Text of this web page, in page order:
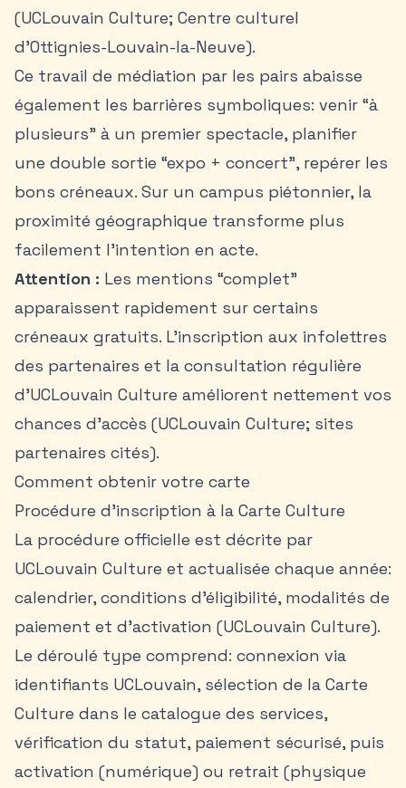
(UCLouvain Culture; Centre culturel
d’Ottignies-Louvain-la-Neuve).
Ce travail de médiation par les pairs abaisse
également les barrières symboliques: venir “à
plusieurs” à un premier spectacle, planifier
une double sortie “expo + concert”, repérer les
bons créneaux. Sur un campus piétonnier, la
proximité géographique transforme plus
facilement l’intention en acte.
Attention : Les mentions “complet”
apparaissent rapidement sur certains
créneaux gratuits. L’inscription aux infolettres
des partenaires et la consultation régulière
d’UCLouvain Culture améliorent nettement vos
chances d’accès (UCLouvain Culture; sites
partenaires cités).
Comment obtenir votre carte
Procédure d’inscription à la Carte Culture
La procédure officielle est décrite par
UCLouvain Culture et actualisée chaque année:
calendrier, conditions d’éligibilité, modalités de
paiement et d’activation (UCLouvain Culture).
Le déroulé type comprend: connexion via
identifiants UCLouvain, sélection de la Carte
Culture dans le catalogue des services,
vérification du statut, paiement sécurisé, puis
activation (numérique) ou retrait (physique